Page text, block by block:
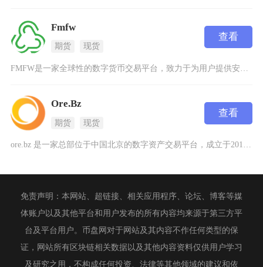
Fmfw
期货 现货
查看
FMFW是一家全球性的数字货币交易平台，致力于为用户提供安全、高效的加密货币交易服务。作为
Ore.Bz
期货 现货
查看
ore.bz 是一家总部位于中国北京的数字资产交易平台，成立于2010年，致力于为全球用户
免责声明：本网站、超链接、相关应用程序、论坛、博客等媒
体账户以及其他平台和用户发布的所有内容均来源于第三方平
台及平台用户。币盘网对于网站及其内容不作任何类型的保
证，网站所有区块链相关数据以及其他内容资料仅供用户学习
及研究之用，不构成任何投资、法律等其他领域的建议和依